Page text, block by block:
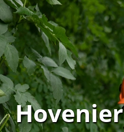
Hovenier